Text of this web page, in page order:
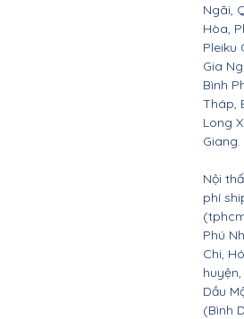
Ngãi,
Hòa,
Pleiku
Gia
Bình
Tháp,
Long
Giang.
Nội
phí
Phú
Chi,
Dầu
(Bình